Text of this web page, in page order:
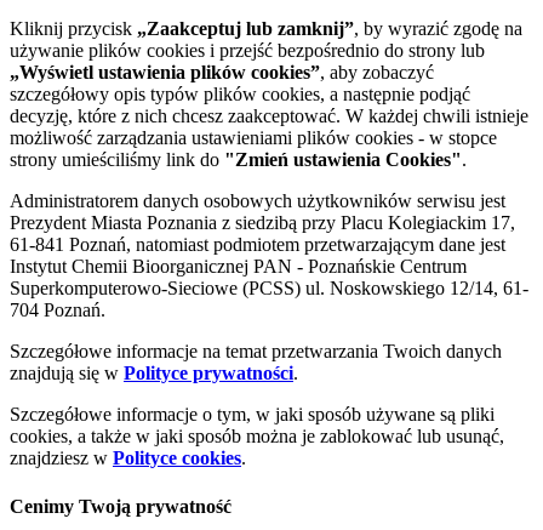
Kliknij przycisk „Zaakceptuj lub zamknij”, by wyrazić zgodę na
używanie plików cookies i przejść bezpośrednio do strony lub
„Wyświetl ustawienia plików cookies”, aby zobaczyć
szczegółowy opis typów plików cookies, a następnie podjąć
decyzję, które z nich chcesz zaakceptować. W każdej chwili istnieje
możliwość zarządzania ustawieniami plików cookies - w stopce
strony umieściliśmy link do "Zmień ustawienia Cookies".
Administratorem danych osobowych użytkowników serwisu jest
Prezydent Miasta Poznania z siedzibą przy Placu Kolegiackim 17,
61-841 Poznań, natomiast podmiotem przetwarzającym dane jest
Instytut Chemii Bioorganicznej PAN - Poznańskie Centrum
Superkomputerowo-Sieciowe (PCSS) ul. Noskowskiego 12/14, 61-
704 Poznań.
Szczegółowe informacje na temat przetwarzania Twoich danych
znajdują się w Polityce prywatności.
Szczegółowe informacje o tym, w jaki sposób używane są pliki
cookies, a także w jaki sposób można je zablokować lub usunąć,
znajdziesz w Polityce cookies.
Cenimy Twoją prywatność